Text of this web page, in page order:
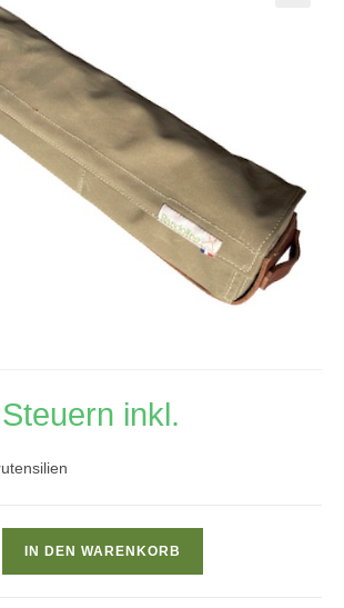
Steuern inkl.
IN DEN WARENKORB